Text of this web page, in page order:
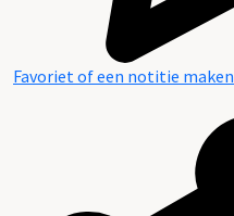
Favoriet of een notitie maken